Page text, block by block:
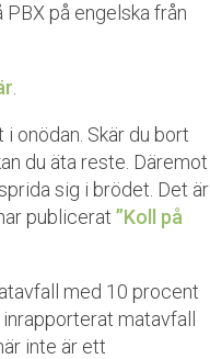
på engelska från
onödan. Skär du bort
du äta reste. Däremot
sig i brödet. Det är
publicerat ”Koll på
med 10 procent
matavfall
inte är ett